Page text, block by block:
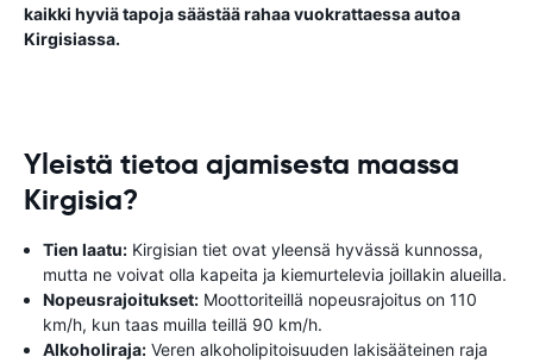
kaikki hyviä tapoja säästää rahaa vuokrattaessa autoa
Kirgisiassa.
Yleistä tietoa ajamisesta maassa
Kirgisia?
Tien laatu: Kirgisian tiet ovat yleensä hyvässä kunnossa,
mutta ne voivat olla kapeita ja kiemurtelevia joillakin alueilla.
Nopeusrajoitukset: Moottoriteillä nopeusrajoitus on 110
km/h, kun taas muilla teillä 90 km/h.
Alkoholiraja: Veren alkoholipitoisuuden lakisääteinen raja